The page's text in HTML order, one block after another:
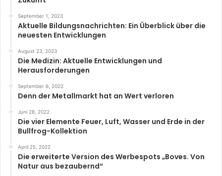
September 1, 2023
Aktuelle Bildungsnachrichten: Ein Überblick über die
neuesten Entwicklungen
August 23, 2023
Die Medizin: Aktuelle Entwicklungen und
Herausforderungen
September 6, 2022
Denn der Metallmarkt hat an Wert verloren
Juni 28, 2022
Die vier Elemente Feuer, Luft, Wasser und Erde in der
Bullfrog-Kollektion
April 25, 2022
Die erweiterte Version des Werbespots „Boves. Von
Natur aus bezaubernd“